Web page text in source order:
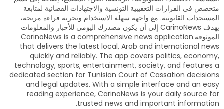
متخصص في القرارات التعقيبية التونسية والاجتهادات القضائية لمتابعة
المستجدات القانونية. مع واجهة سهلة الاستخدام وتجربة قراءة مريحة،
يهدف CarinoNews إلى أن يكون مصدرك اليومي للأخبار والمعلومات
الموثوقة.CarinoNews is a comprehensive news application
that delivers the latest local, Arab and international news
quickly and reliably. The app covers politics, economy,
technology, sports, entertainment, society, and features a
dedicated section for Tunisian Court of Cassation decisions
and legal updates. With a simple interface and an easy
reading experience, CarinoNews is your daily source for
trusted news and important information.